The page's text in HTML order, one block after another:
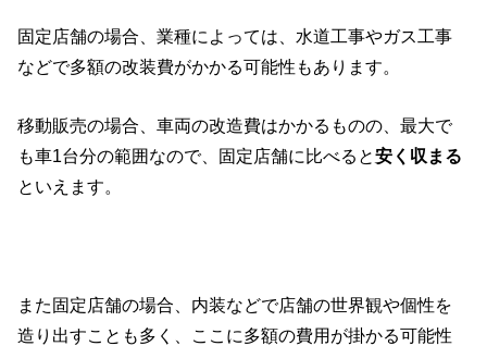
固定店舗の場合、業種によっては、水道工事やガス工事
などで多額の改装費がかかる可能性もあります。
移動販売の場合、車両の改造費はかかるものの、最大で
も車1台分の範囲なので、固定店舗に比べると安く収まる
といえます。
また固定店舗の場合、内装などで店舗の世界観や個性を
造り出すことも多く、ここに多額の費用が掛かる可能性